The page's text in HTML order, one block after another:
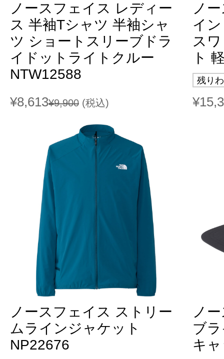
ノースフェイス レディー
ス 半袖Tシャツ 半袖シャ
ツ ショートスリーブドラ
イドットライトクルー
NTW12588
¥8,613¥9,900 (税込)
ノ
イ
ス
ト
残り
ノースフェイス ストリー
ムラインジャケット
NP22676
ノ
ブ
キ